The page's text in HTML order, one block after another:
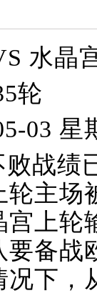
水晶
轮
03 星
战绩
主场
上轮
备战
下，